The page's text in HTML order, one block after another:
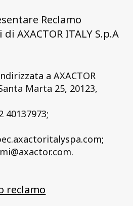
Reclamo
AXACTOR ITALY S.p.A
a AXACTOR
Marta 25, 20123,
40137973;
reclamo